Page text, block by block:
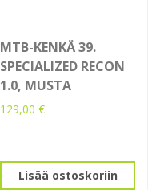
MTB-KENKÄ 39.
SPECIALIZED RECON
1.0, MUSTA
129,00€
Lisää ostoskoriin